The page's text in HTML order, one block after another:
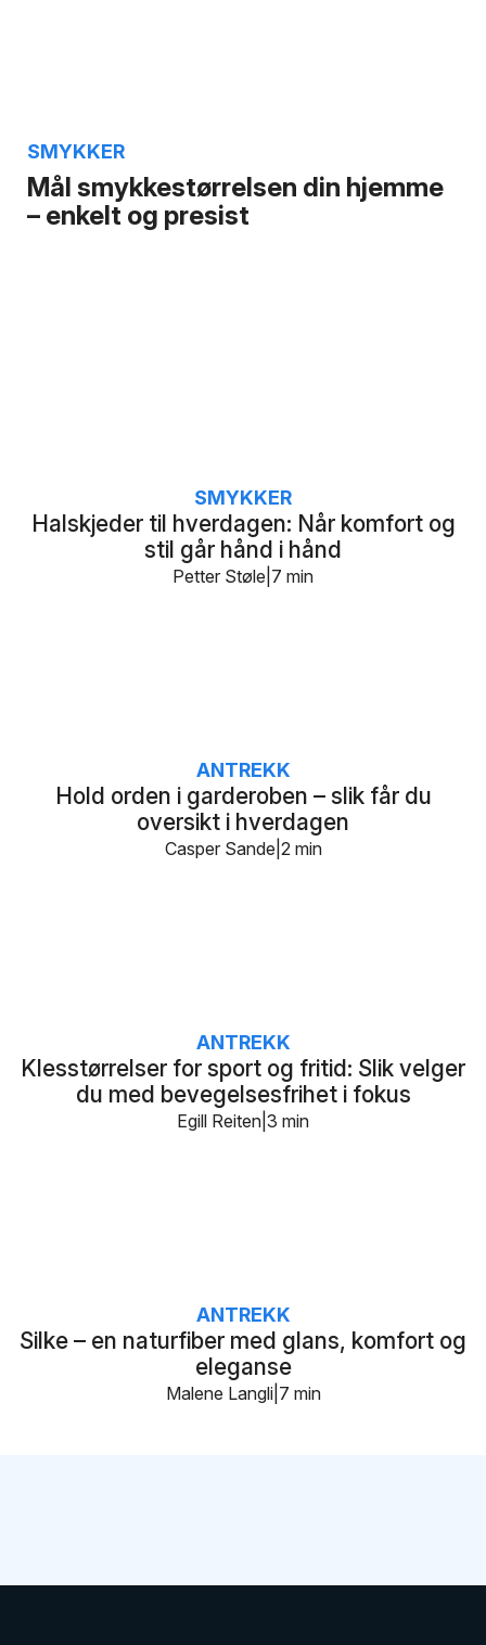
Mål smykkestørrelsen din hjemme
– enkelt og presist
SMYKKER
Halskjeder til hverdagen: Når komfort og
stil går hånd i hånd
SMYKKER
7 min
Petter Støle
Hold orden i garderoben – slik får du
oversikt i hverdagen
ANTREKK
2 min
Casper Sande
Klesstørrelser for sport og fritid: Slik velger
du med bevegelsesfrihet i fokus
ANTREKK
3 min
Egill Reiten
Silke – en naturfiber med glans, komfort og
eleganse
ANTREKK
7 min
Malene Langli